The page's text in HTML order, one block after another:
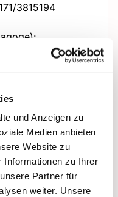
und Anzeigen zu
Medien anbieten
Website zu
Informationen zu Ihrer
Partner für
weiter. Unsere
3815194